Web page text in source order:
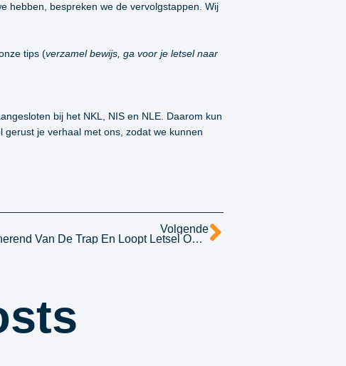
hebben, bespreken we de vervolgstappen. Wij
tips (verzamel bewijs, ga voor je letsel naar
bij het NKL, NIS en NLE. Daarom kun
je verhaal met ons, zodat we kunnen
Volgende
Werkneemster Valt Telefonerend Van De Trap En Loopt Letsel Op: Werkgever Aansprakelijk?